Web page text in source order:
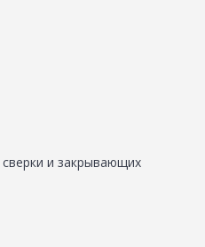
и закрывающих